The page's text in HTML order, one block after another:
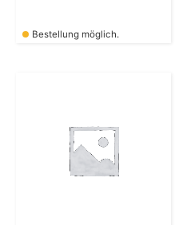
Bestellung möglich.